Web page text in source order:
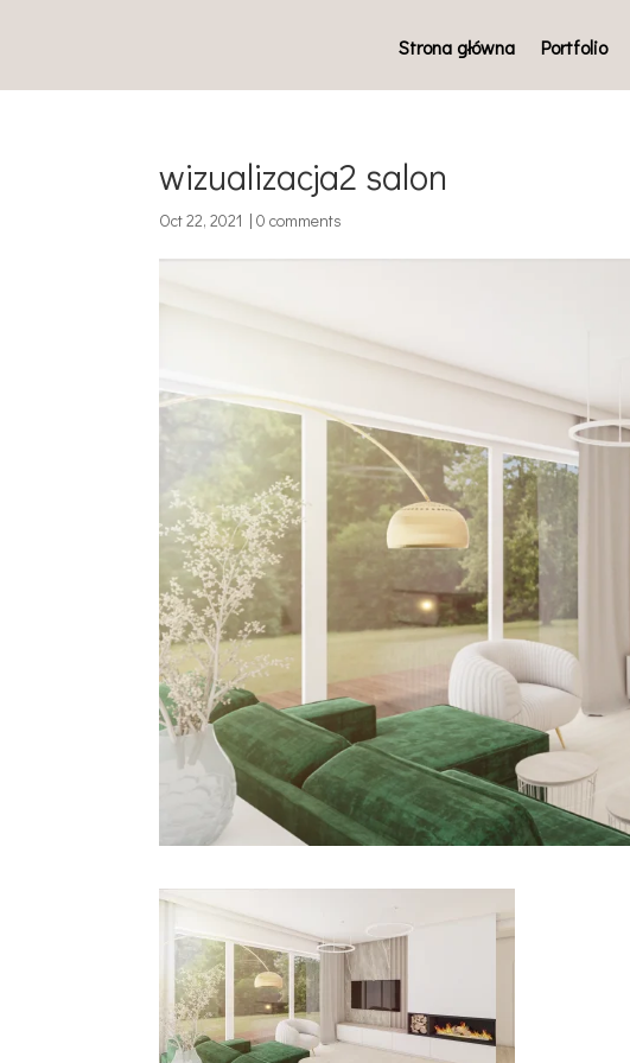
Strona główna Portfolio
wizualizacja2 salon
Oct 22, 2021 |0 comments